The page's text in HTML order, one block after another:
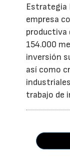
Estrategia
empresa
productiva
154.000
inversión
así como
trabajo de